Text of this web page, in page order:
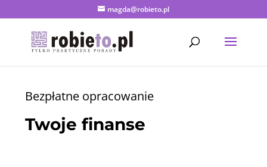
magda@robieto.pl
Bezpłatne opracowanie
Twoje finanse